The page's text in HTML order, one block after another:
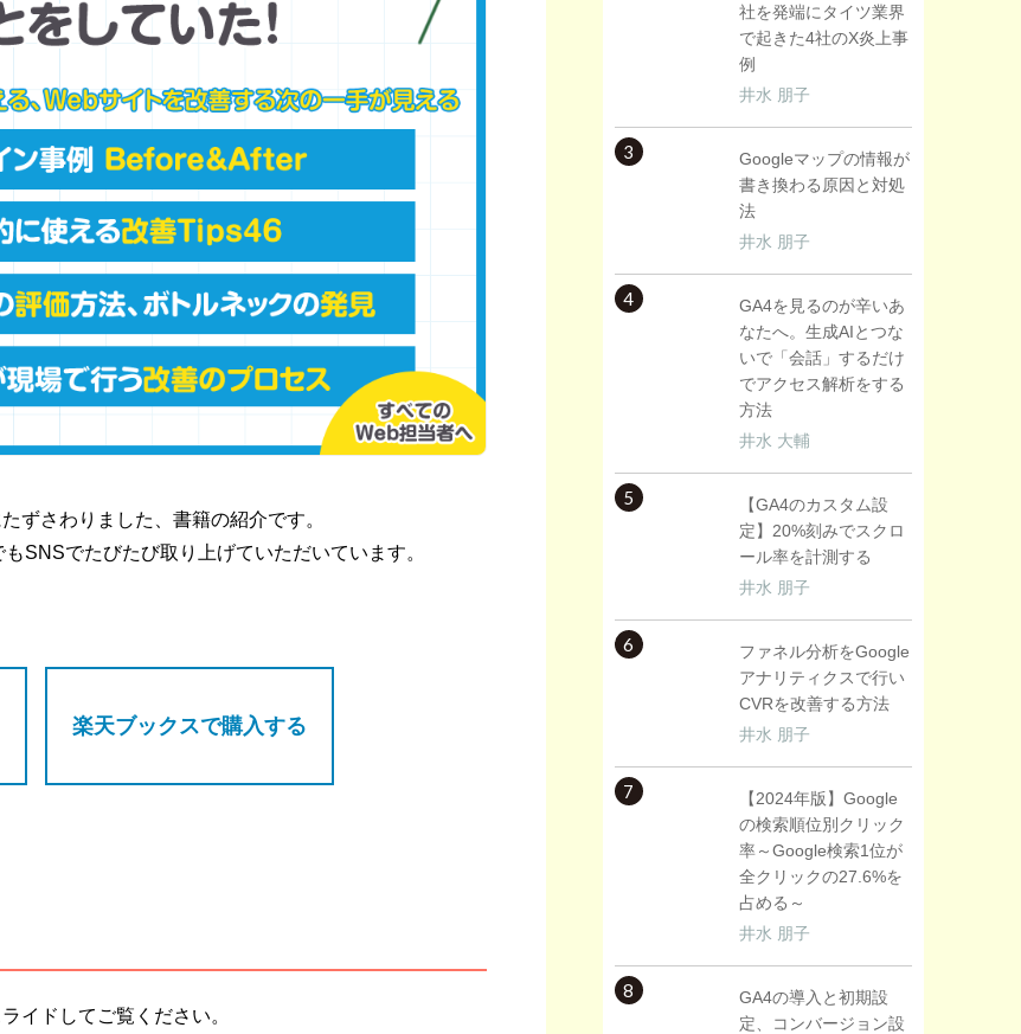
ずさわりました、書籍の紹介です。
SNSでたびたび取り上げていただいています。
楽天ブックスで購入する
イドしてご覧ください。
社を発端にタイツ業界
で起きた4社のX炎上事
例
井水 朋子
3
Googleマップの情報が
書き換わる原因と対処
法
井水 朋子
4
GA4を見るのが辛いあ
なたへ。生成AIとつな
いで「会話」するだけ
でアクセス解析をする
方法
井水 大輔
5
【GA4のカスタム設
定】20%刻みでスクロ
ール率を計測する
井水 朋子
6
ファネル分析をGoogle
アナリティクスで行い
CVRを改善する方法
井水 朋子
7
【2024年版】Google
の検索順位別クリック
率～Google検索1位が
全クリックの27.6%を
占める～
井水 朋子
8
GA4の導入と初期設
定、コンバージョン設